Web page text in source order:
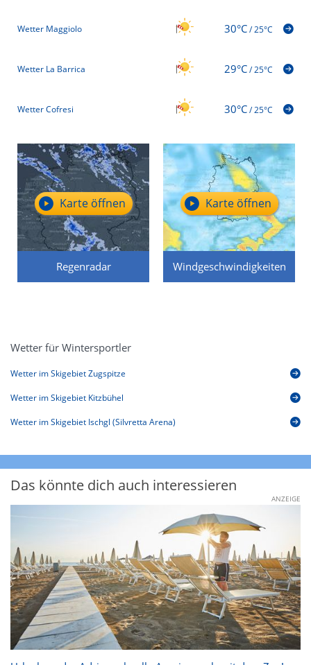
Wetter Maggiolo 30°C/25°C
Wetter La Barrica 29°C/25°C
Wetter Cofresi 30°C/25°C
Regenradar
Karte öffnen
Windgeschwindigkeiten
Karte öffnen
Wetter für Wintersportler
Wetter im Skigebiet Zugspitze
Wetter im Skigebiet Kitzbühel
Wetter im Skigebiet Ischgl (Silvretta Arena)
Das könnte dich auch interessieren
ANZEIGE